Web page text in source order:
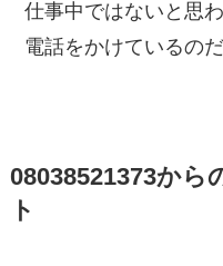
仕事中ではないと思
電話をかけているの
08038521373から
ト